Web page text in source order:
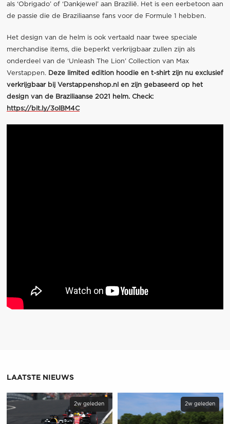
als ‘Obrigado’ of ‘Dankjewel’ aan Brazilië. Het is een eerbetoon aan
de passie die de Braziliaanse fans voor de Formule 1 hebben.
Het design van de helm is ook vertaald naar twee speciale
merchandise items, die beperkt verkrijgbaar zullen zijn als
onderdeel van de ‘Unleash The Lion’ Collection van Max
Verstappen. Deze limited edition hoodie en t-shirt zijn nu exclusief
verkrijgbaar bij Verstappenshop.nl en zijn gebaseerd op het
design van de Braziliaanse 2021 helm. Check:
https://bit.ly/3olBM4C
LAATSTE NIEUWS
2w geleden 2w geleden